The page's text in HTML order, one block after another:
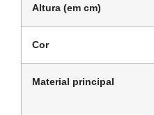
Altura (em cm)
Cor
Material principal